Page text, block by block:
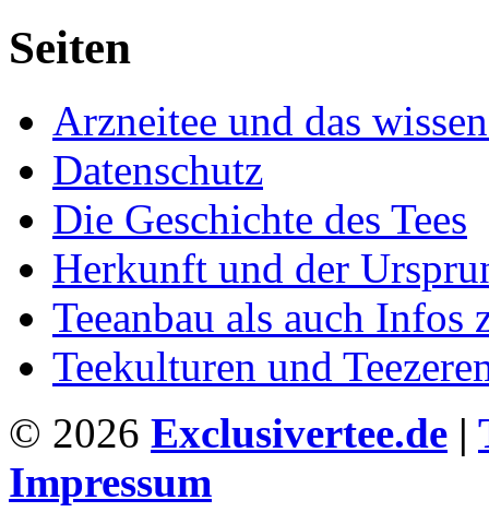
Seiten
Arzneitee und das
Datenschutz
Die Geschichte des Tees
Herkunft und der
Teeanbau als auch Infos
Teekulturen und
© 2026 Exclusivertee.de |
Impressum